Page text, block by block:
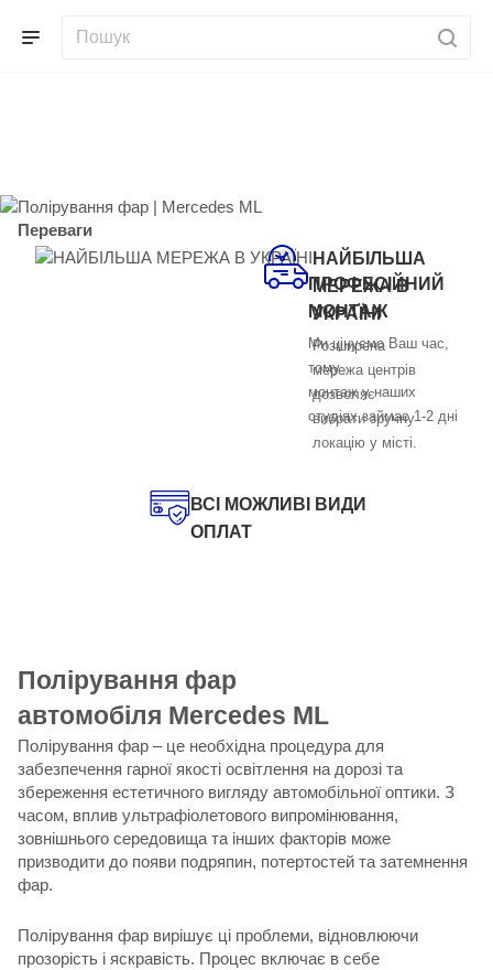
Переваги
НАЙБІЛЬША
МЕРЕЖА В
УКРАЇНІ
Розширена
мережа центрів
дозволяє
вибрати зручну
локацію у місті.
ПРОФЕСІЙНИЙ
МОНТАЖ
Ми цінуємо Ваш час,
тому
монтаж у наших
студіях займає 1-2 дні
ВСІ МОЖЛИВІ ВИДИ
ОПЛАТ
Полірування фар
автомобіля Mercedes ML
Полірування фар – це необхідна процедура для
забезпечення гарної якості освітлення на дорозі та
збереження естетичного вигляду автомобільної оптики. З
часом, вплив ультрафіолетового випромінювання,
зовнішнього середовища та інших факторів може
призводити до появи подряпин, потертостей та затемнення
фар.
Полірування фар вирішує ці проблеми, відновлюючи
прозорість і яскравість. Процес включає в себе